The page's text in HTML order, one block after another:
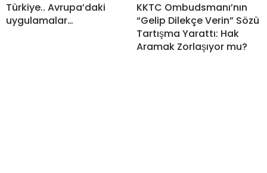
Türkiye.. Avrupa’daki
uygulamalar…
KKTC Ombudsmanı’nın
“Gelip Dilekçe Verin” Sözü
Tartışma Yarattı: Hak
Aramak Zorlaşıyor mu?